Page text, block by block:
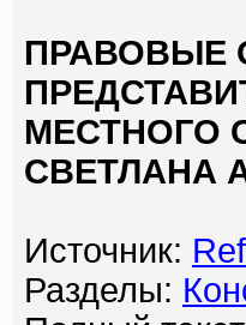
ПРАВОВЫЕ
МЕСТНОГО
СВЕТЛАНА
Источник:
Разделы: